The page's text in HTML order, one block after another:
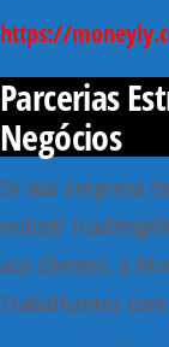
https://
Parcerias
Negócios
Se sua empresa
reduzir
aos clientes, a
Trabalhamos